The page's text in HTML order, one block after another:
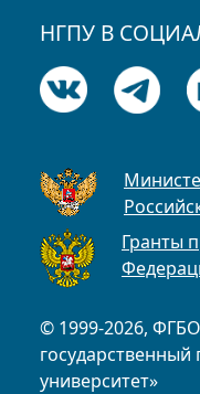
© 1999-2026,
государственный
университет»
НГПУ В
Гранты